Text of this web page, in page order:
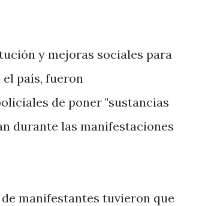
y mejoras sociales para
país, fueron
de poner "sustancias
durante las manifestaciones
manifestantes tuvieron que